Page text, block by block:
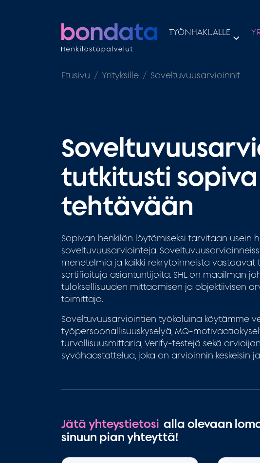
TYÖNHAKIJALLE
Etusivu Yrityksille Soveltuvuusarvioinnit
tutkitusti
tehtävään
Sopivan henkilön löytämiseksi tarvitaan usein
soveltuvuusarviointeja.
menetelmiä ja kaikki rekrytoinneista vastaavat
sertifioituja asiantuntijoita. SHL on maailman
tuloksellisuuden mittaamisen ja objektiivisen
toimittaja.
Soveltuvuusarviointien työkaluina käytämme
työpersoonallisuuskyselyä, MQ-
turvallisuusmittaria, Verify-testejä sekä
syvähaastattelua, joka on arvioinnin keskeisin
Jätä yhteystietosi alla olevaan
sinuun pian yhteyttä!